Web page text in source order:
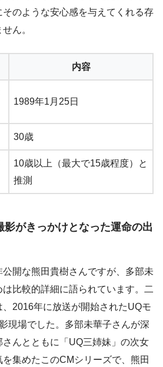
のような安心感を与えてくれる存
ん。
内容
1989年1月25日
30歳
10歳以上（最大で15歳程度）と
推測
影がきっかけとなった運命の出
開な熊田貴樹さんですが、多部未
比較的詳細に語られています。二
、2016年に放送が開始されたUQモ
現場でした。多部未華子さんが深
んとともに「UQ三姉妹」の次女
集めたこのCMシリーズで、熊田